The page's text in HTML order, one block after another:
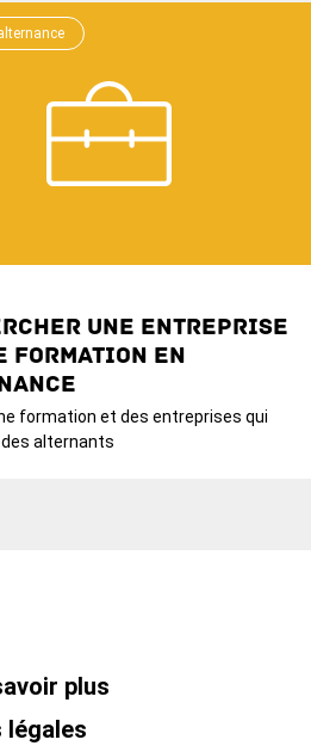
une entreprise
formation en
formation et des entreprises qui
alternants
plus
légales